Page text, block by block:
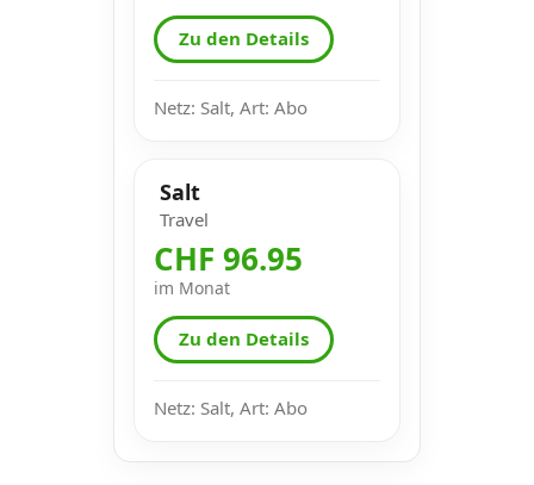
Zu den Details
Netz: Salt, Art: Abo
Salt
Travel
CHF 96.95
im Monat
Zu den Details
Netz: Salt, Art: Abo